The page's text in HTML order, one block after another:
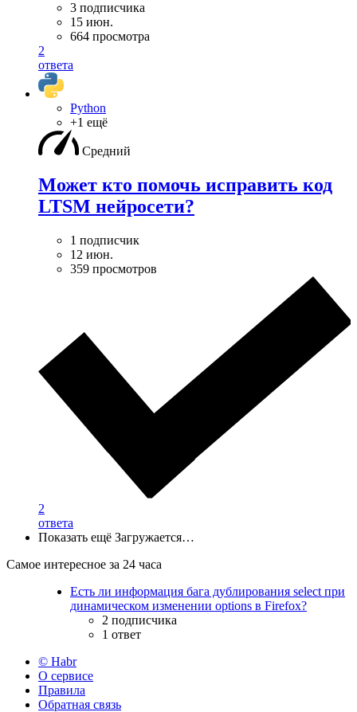
3 подписчика
15 июн.
664 просмотра
2
ответа
Python
+1 ещё
Средний
Может кто помочь исправить код
LTSM нейросети?
1 подписчик
12 июн.
359 просмотров
2
ответа
Показать ещё Загружается…
Самое интересное за 24 часа
Есть ли информация бага дублирования select при
динамическом изменении options в Firefox?
2 подписчика
1 ответ
© Habr
О сервисе
Правила
Обратная связь